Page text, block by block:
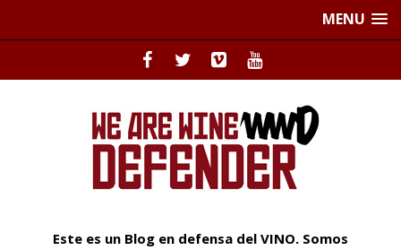
MENU
Este es un Blog en defensa del VINO. Somos